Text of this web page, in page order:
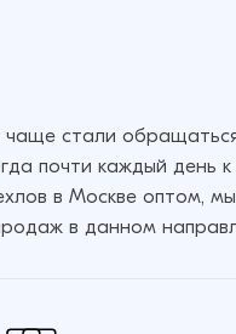
стали
почти каждый день
в Москве оптом,
в данном